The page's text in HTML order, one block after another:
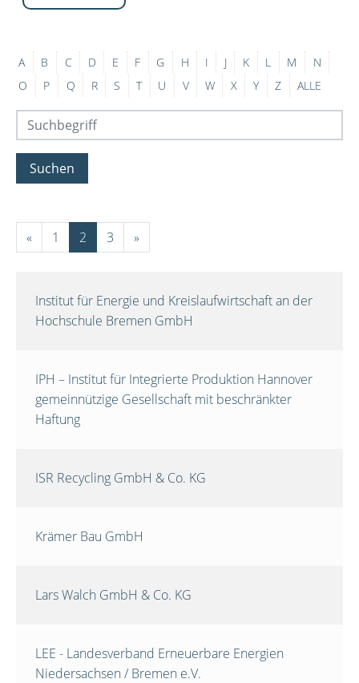
A B C D E F G H I J K L M
N
O
P Q R S T U V W X Y Z ALLE
Suchen
« 1 2 3 »
Institut für Energie und Kreislaufwirtschaft an der
Hochschule Bremen GmbH
IPH – Institut für Integrierte Produktion Hannover
gemeinnützige Gesellschaft mit beschränkter
Haftung
ISR Recycling GmbH & Co. KG
Krämer Bau GmbH
Lars Walch GmbH & Co. KG
LEE - Landesverband Erneuerbare Energien
Niedersachsen / Bremen e.V.